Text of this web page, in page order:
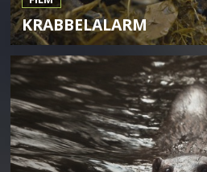
KRABBELALARM